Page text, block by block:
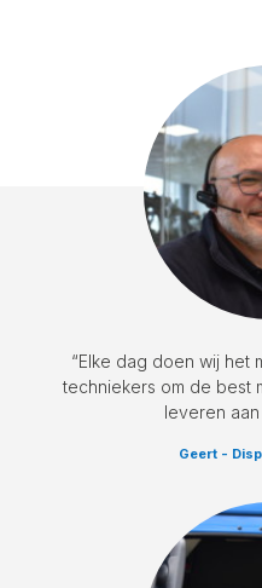
“Elke dag doen wij het
techniekers om de best
leveren
Geert -